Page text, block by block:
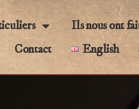
Ils nous ont
Contact
English